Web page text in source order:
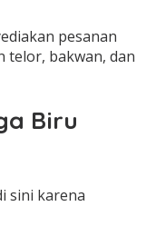
pesanan
telor, bakwan, dan
Biru
sini karena